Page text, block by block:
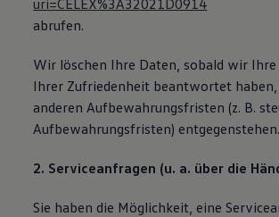
uri=CELEX%3A32021D0914
abrufen.
Wir löschen Ihre Daten, sobald wir Ihre
Ihrer Zufriedenheit beantwortet
anderen Aufbewahrungsfristen (z. B.
Aufbewahrungsfristen) entgegenstehen.
2. Serviceanfragen (u. a. über die
Sie haben die Möglichkeit, eine